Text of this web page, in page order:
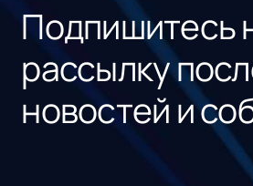
Подпишитесь
рассылку
новостей и